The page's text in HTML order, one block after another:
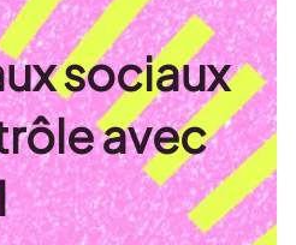
sociaux
avec